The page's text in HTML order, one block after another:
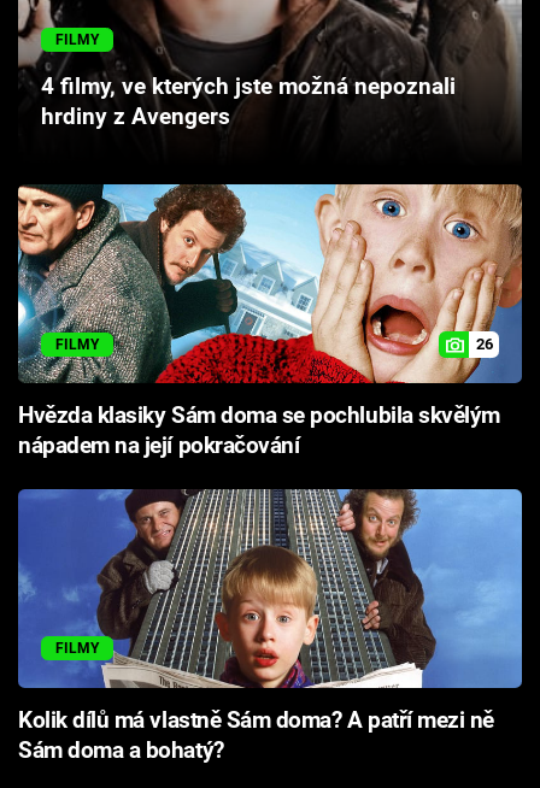
Cool Esport
Pořady
Sledujte prima+
Přihlášení
Sledujte nás
FILMY
4 filmy, ve kterých jste možná nepoznali
hrdiny z Avengers
FILMY 26
Hvězda klasiky Sám doma se pochlubila skvělým
nápadem na její pokračování
FILMY
Kolik dílů má vlastně Sám doma? A patří mezi ně
Sám doma a bohatý?